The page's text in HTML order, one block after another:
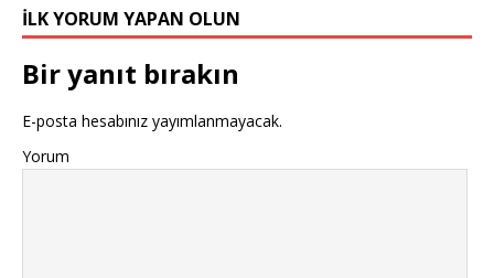
İLK YORUM YAPAN OLUN
Bir yanıt bırakın
E-posta hesabınız yayımlanmayacak.
Yorum